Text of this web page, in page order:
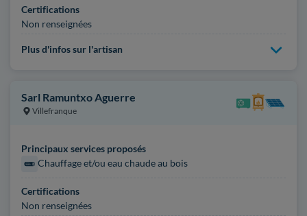
Certifications
Non renseignées
Plus d'infos sur l'artisan
Sarl Ramuntxo Aguerre
Villefranque
Principaux services proposés
Chauffage et/ou eau chaude au bois
Certifications
Non renseignées